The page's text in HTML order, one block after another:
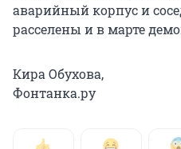
аварийный корпус и
расселены и в марте
Кира Обухова,
Фонтанка.ру